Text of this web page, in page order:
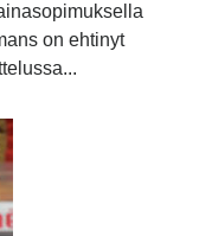
on ehtinyt